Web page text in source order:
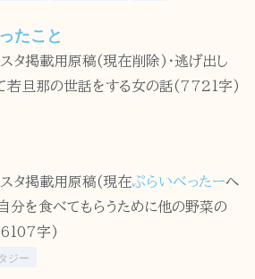
たこと
タ掲載用原稿(現在削除)・逃げ出し
若旦那の世話をする女の話(7721字)
タ掲載用原稿(現在ぷらいべったーへ
分を食べてもらうために他の野菜の
字)
ジー